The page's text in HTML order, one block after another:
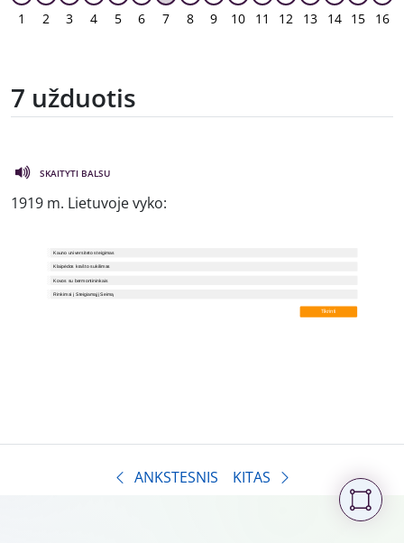
1 2 3 4 5 6 7 8 9 10 11 12 13 14 15 16
7 užduotis
SKAITYTI BALSU
1919 m. Lietuvoje vyko:
ANKSTESNIS KITAS